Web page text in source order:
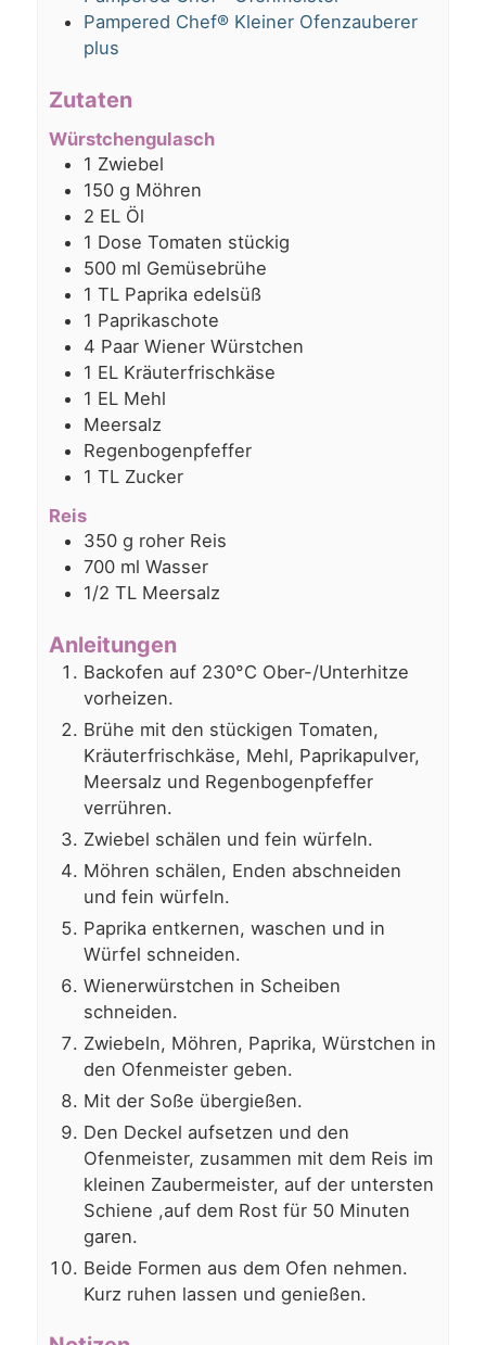
Pampered Chef® Kleiner Ofenzauberer
plus
Zutaten
Würstchengulasch
1 Zwiebel
150 g Möhren
2 EL Öl
1 Dose Tomaten stückig
500 ml Gemüsebrühe
1 TL Paprika edelsüß
1 Paprikaschote
4 Paar Wiener Würstchen
1 EL Kräuterfrischkäse
1 EL Mehl
Meersalz
Regenbogenpfeffer
1 TL Zucker
Reis
350 g roher Reis
700 ml Wasser
1/2 TL Meersalz
Anleitungen
Backofen auf 230°C Ober-/Unterhitze
vorheizen.
Brühe mit den stückigen Tomaten,
Kräuterfrischkäse, Mehl, Paprikapulver,
Meersalz und Regenbogenpfeffer
verrühren.
Zwiebel schälen und fein würfeln.
Möhren schälen, Enden abschneiden
und fein würfeln.
Paprika entkernen, waschen und in
Würfel schneiden.
Wienerwürstchen in Scheiben
schneiden.
Zwiebeln, Möhren, Paprika, Würstchen in
den Ofenmeister geben.
Mit der Soße übergießen.
Den Deckel aufsetzen und den
Ofenmeister, zusammen mit dem Reis im
kleinen Zaubermeister, auf der untersten
Schiene ,auf dem Rost für 50 Minuten
garen.
Beide Formen aus dem Ofen nehmen.
Kurz ruhen lassen und genießen.